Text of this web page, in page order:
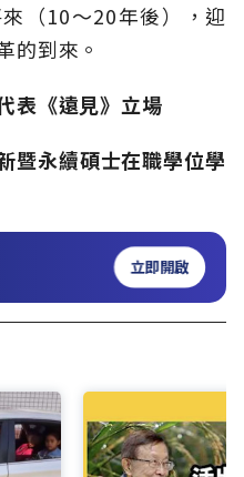
（10～20年後），迎
的到來。
表《遠見》立場
暨永續碩士在職學位學
立即開啟